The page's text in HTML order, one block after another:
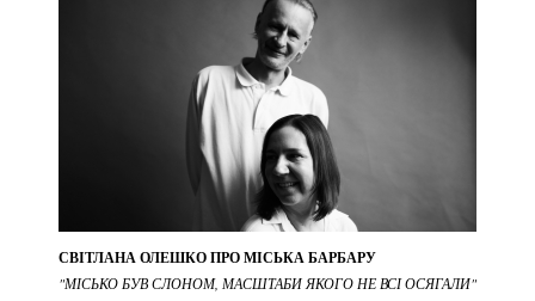
СВІТЛАНА ОЛЕШКО ПРО МІСЬКА БАРБАРУ
"МІСЬКО БУВ СЛОНОМ, МАСШТАБИ ЯКОГО НЕ ВСІ ОСЯГАЛИ"